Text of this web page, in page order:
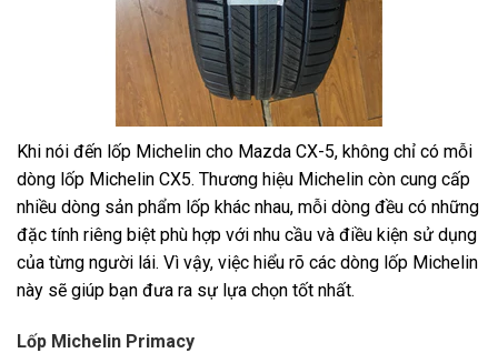
Khi nói đến lốp Michelin cho Mazda CX-5, không chỉ có mỗi
dòng lốp Michelin CX5. Thương hiệu Michelin còn cung cấp
nhiều dòng sản phẩm lốp khác nhau, mỗi dòng đều có những
đặc tính riêng biệt phù hợp với nhu cầu và điều kiện sử dụng
của từng người lái. Vì vậy, việc hiểu rõ các dòng lốp Michelin
này sẽ giúp bạn đưa ra sự lựa chọn tốt nhất.
Lốp Michelin Primacy